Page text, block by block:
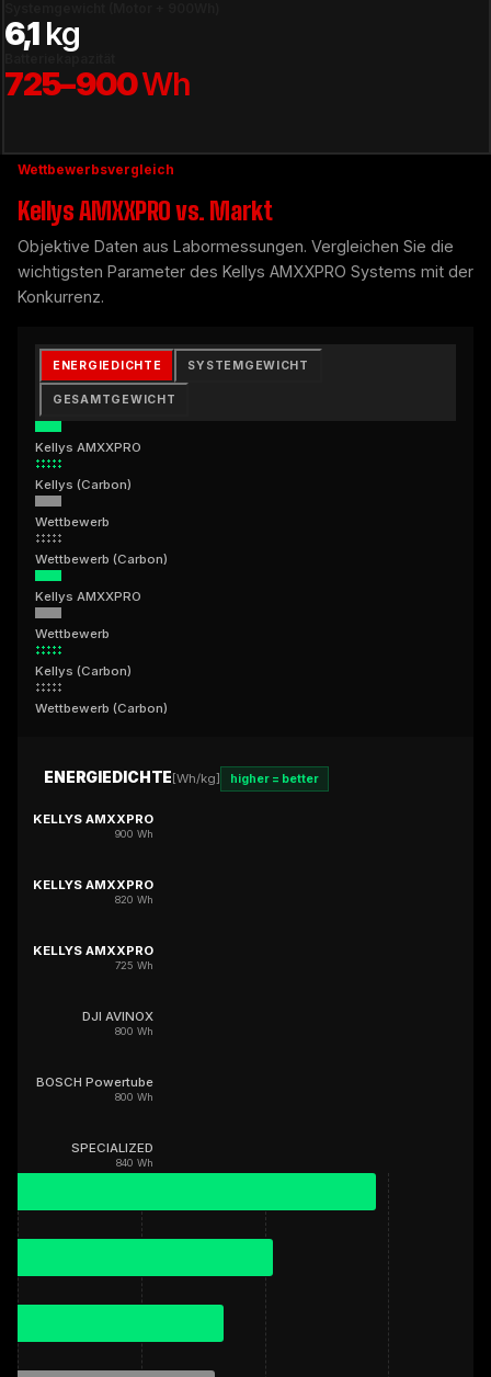
6,1 kg
725–900Wh
Wettbewerbsvergleich
Kellys AMXXPRO vs. Markt
Objektive Daten aus Labormessungen. Vergleichen Sie die
wichtigsten Parameter des Kellys AMXXPRO Systems mit der
Konkurrenz.
ENERGIEDICHTE SYSTEMGEWICHT
GESAMTGEWICHT
Kellys AMXXPRO
Kellys (Carbon)
Wettbewerb
Wettbewerb (Carbon)
Kellys AMXXPRO
Wettbewerb
Kellys (Carbon)
Wettbewerb (Carbon)
ENERGIEDICHTE [Wh/kg] higher = better
KELLYS AMXXPRO
900 Wh
KELLYS AMXXPRO
820 Wh
KELLYS AMXXPRO
725 Wh
DJI AVINOX
800 Wh
BOSCH Powertube
800 Wh
SPECIALIZED
840 Wh